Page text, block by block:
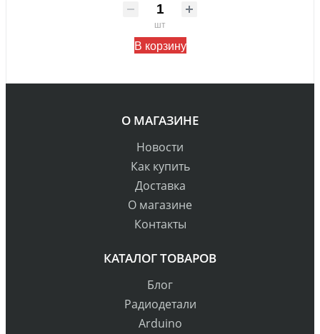
шт
В корзину
О МАГАЗИНЕ
Новости
Как купить
Доставка
О магазине
Контакты
КАТАЛОГ ТОВАРОВ
Блог
Радиодетали
Arduino